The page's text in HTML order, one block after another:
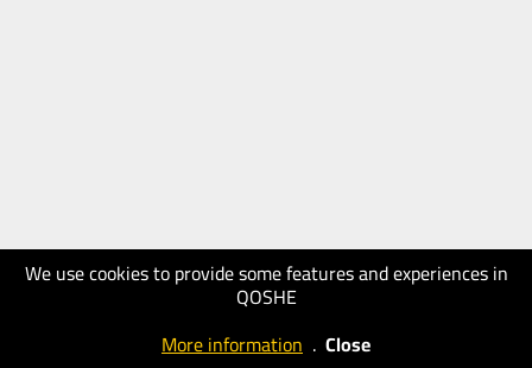
We use cookies to provide some features and experiences in
QOSHE
More information . Close